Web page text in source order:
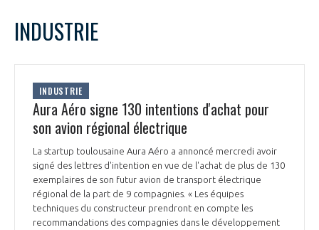
PRÉSENTATION
NOTRE VISION
NOS MISSIONS
NOTRE HISTOIRE
ORGANISATION
LE CONSEIL DU GIFAS
L’ÉQUIPE DU GIFAS
FONCTIONNEMENT
GEADS
ACCOMPAGNEMENT DE NOS ADHÉRENTS
L
1
2
11
17
18 22
24
31
INDUSTRIE
INDUSTRIE
Aura Aéro signe 130 intentions d'achat pour
son avion régional électrique
La startup toulousaine Aura Aéro a annoncé mercredi avoir
signé des lettres d'intention en vue de l'achat de plus de 130
exemplaires de son futur avion de transport électrique
régional de la part de 9 compagnies. « Les équipes
techniques du constructeur prendront en compte les
recommandations des compagnies dans le développement
Rejoignez une filière d’excellence et développez